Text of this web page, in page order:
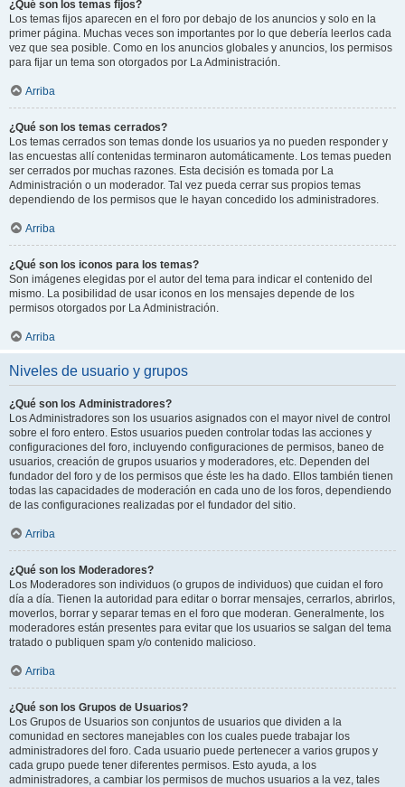
¿Qué son los temas fijos?
Los temas fijos aparecen en el foro por debajo de los anuncios y solo en la
primer página. Muchas veces son importantes por lo que debería leerlos cada
vez que sea posible. Como en los anuncios globales y anuncios, los permisos
para fijar un tema son otorgados por La Administración.
Arriba
¿Qué son los temas cerrados?
Los temas cerrados son temas donde los usuarios ya no pueden responder y
las encuestas allí contenidas terminaron automáticamente. Los temas pueden
ser cerrados por muchas razones. Esta decisión es tomada por La
Administración o un moderador. Tal vez pueda cerrar sus propios temas
dependiendo de los permisos que le hayan concedido los administradores.
Arriba
¿Qué son los iconos para los temas?
Son imágenes elegidas por el autor del tema para indicar el contenido del
mismo. La posibilidad de usar iconos en los mensajes depende de los
permisos otorgados por La Administración.
Arriba
Niveles de usuario y grupos
¿Qué son los Administradores?
Los Administradores son los usuarios asignados con el mayor nivel de control
sobre el foro entero. Estos usuarios pueden controlar todas las acciones y
configuraciones del foro, incluyendo configuraciones de permisos, baneo de
usuarios, creación de grupos usuarios y moderadores, etc. Dependen del
fundador del foro y de los permisos que éste les ha dado. Ellos también tienen
todas las capacidades de moderación en cada uno de los foros, dependiendo
de las configuraciones realizadas por el fundador del sitio.
Arriba
¿Qué son los Moderadores?
Los Moderadores son individuos (o grupos de individuos) que cuidan el foro
día a día. Tienen la autoridad para editar o borrar mensajes, cerrarlos, abrirlos,
moverlos, borrar y separar temas en el foro que moderan. Generalmente, los
moderadores están presentes para evitar que los usuarios se salgan del tema
tratado o publiquen spam y/o contenido malicioso.
Arriba
¿Qué son los Grupos de Usuarios?
Los Grupos de Usuarios son conjuntos de usuarios que dividen a la
comunidad en sectores manejables con los cuales puede trabajar los
administradores del foro. Cada usuario puede pertenecer a varios grupos y
cada grupo puede tener diferentes permisos. Esto ayuda, a los
administradores, a cambiar los permisos de muchos usuarios a la vez, tales